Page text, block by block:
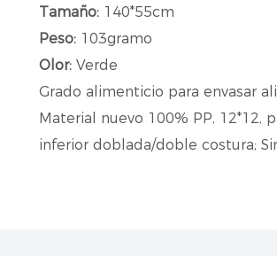
Tamaño: 140*55cm
Peso: 103gramo
Olor: Verde
Grado alimenticio para envasar
Material nuevo 100% PP, 12*12,
inferior doblada/doble costura;